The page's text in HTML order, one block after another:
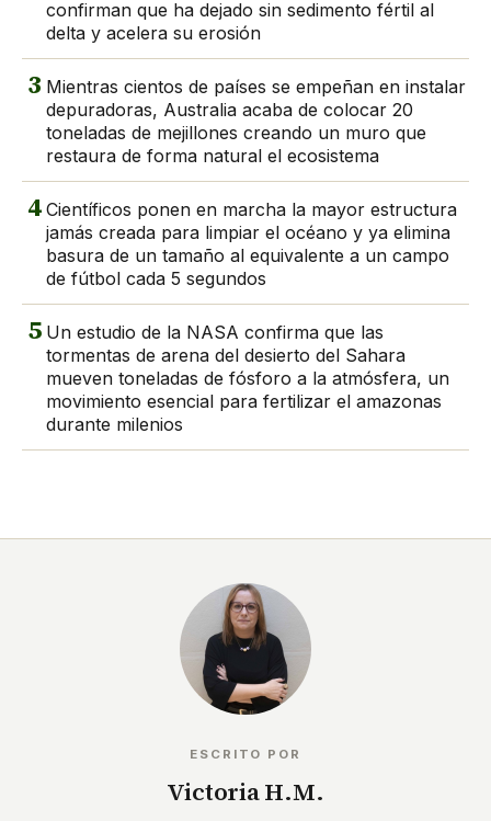
confirman que ha dejado sin sedimento fértil al
delta y acelera su erosión
3 Mientras cientos de países se empeñan en instalar
depuradoras, Australia acaba de colocar 20
toneladas de mejillones creando un muro que
restaura de forma natural el ecosistema
4 Científicos ponen en marcha la mayor estructura
jamás creada para limpiar el océano y ya elimina
basura de un tamaño al equivalente a un campo
de fútbol cada 5 segundos
5 Un estudio de la NASA confirma que las
tormentas de arena del desierto del Sahara
mueven toneladas de fósforo a la atmósfera, un
movimiento esencial para fertilizar el amazonas
durante milenios
ESCRITO POR
Victoria H.M.